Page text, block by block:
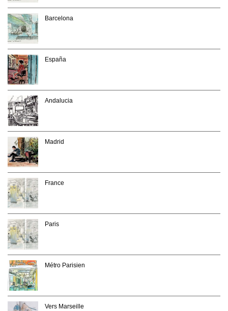
Barcelona
España
Andalucia
Madrid
France
Paris
Métro Parisien
Vers Marseille